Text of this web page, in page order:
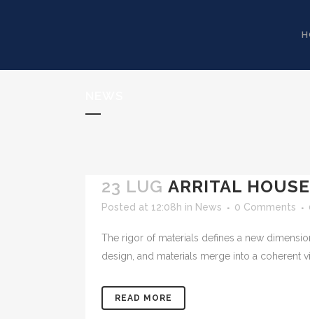
23 LUG ARRITAL
Posted at 12:08h in News 0 Comments
The rigor of materials defines a new
design, and materials merge into a coherent
READ MORE